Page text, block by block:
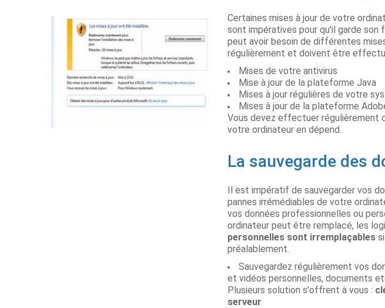
Certaines mises à jour de votre
sont impératives pour qu'il garde
peut avoir besoin de différentes
régulièrement et doivent être
Mises de votre antivirus
Mise à jour de la plateforme Java
Mises à jour régulières de votre
Mises à jour de la plateforme
Vous devez effectuer régulièrement
votre ordinateur en dépend.
La sauvegarde des
Il est impératif de sauvegarder vos
pannes irrémédiables de votre
vos données professionnelles ou
ordinateur peut être remplacé, les
personnelles sont irremplaçablessi
préalablement.
Sauvegardez régulièrement vos
et vidéos personnelles, documents
Plusieurs solution s'offrent à vous :
serveur